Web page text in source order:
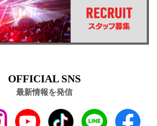
OFFICIAL SNS
最新情報を発信